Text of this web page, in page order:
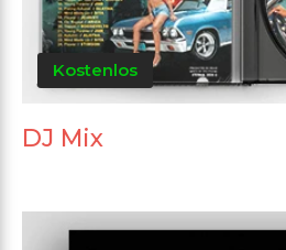
Kostenlos
DJ Mix